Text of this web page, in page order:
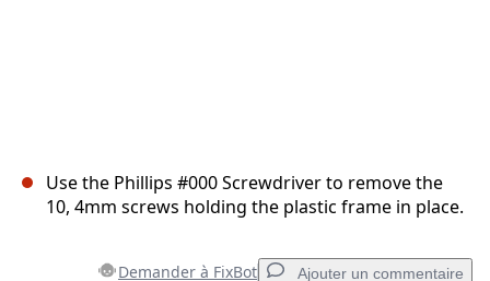
Use the Phillips #000 Screwdriver to remove the
10, 4mm screws holding the plastic frame in place.
Demander à FixBot Ajouter un commentaire